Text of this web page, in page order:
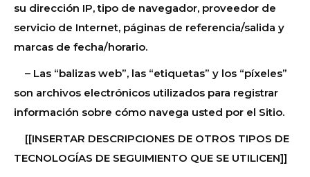
su dirección IP, tipo de navegador, proveedor de
servicio de Internet, páginas de referencia/salida y
marcas de fecha/horario.
– Las “balizas web”, las “etiquetas” y los “píxeles”
son archivos electrónicos utilizados para registrar
información sobre cómo navega usted por el Sitio.
[[INSERTAR DESCRIPCIONES DE OTROS TIPOS DE
TECNOLOGÍAS DE SEGUIMIENTO QUE SE UTILICEN]]